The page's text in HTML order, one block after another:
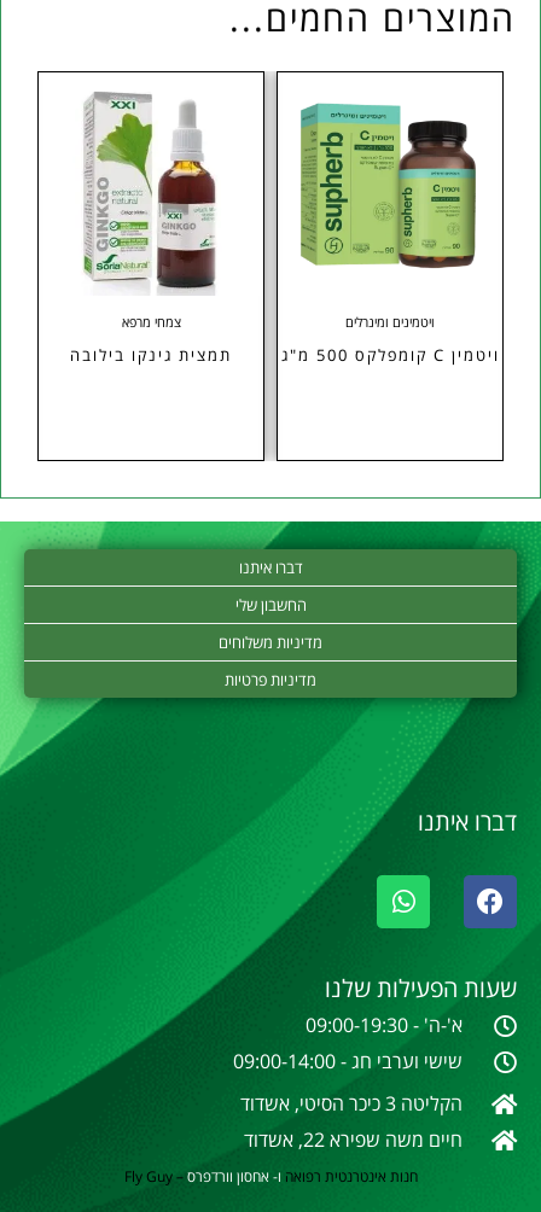
המוצרים החמים...
ויטמינים ומינרלים
ויטמין C קומפלקס 500 מ"ג
צמחי מרפא
תמצית גינקו בילובה
דברו איתנו
החשבון שלי
מדיניות משלוחים
מדיניות פרטיות
דברו איתנו
שעות הפעילות שלנו
א'-ה' - 09:00-19:30
שישי וערבי חג - 09:00-14:00
הקליטה 3 כיכר הסיטי, אשדוד
חיים משה שפירא 22, אשדוד
חנות אינטרנטית רפואה ו- אחסון וורדפרס–
Fly Guy